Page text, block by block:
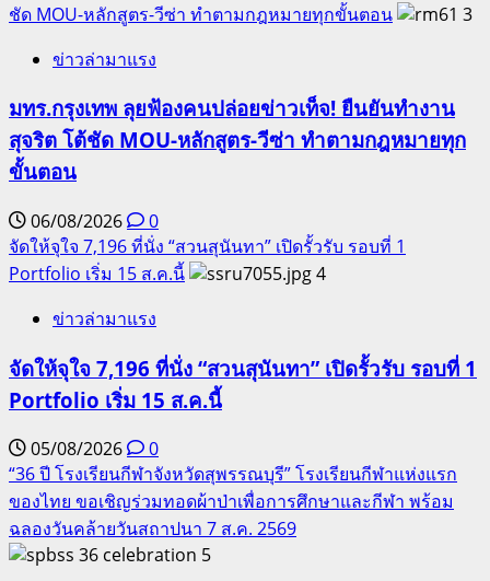
ชัด MOU-หลักสูตร-วีซ่า ทำตามกฎหมายทุกขั้นตอน
3
ข่าวล่ามาแรง
มทร.กรุงเทพ ลุยฟ้องคนปล่อยข่าวเท็จ! ยืนยันทำงาน
สุจริต โต้ชัด MOU-หลักสูตร-วีซ่า ทำตามกฎหมายทุก
ขั้นตอน
06/08/2026
0
จัดให้จุใจ 7,196 ที่นั่ง “สวนสุนันทา” เปิดรั้วรับ รอบที่ 1
Portfolio เริ่ม 15 ส.ค.นี้
4
ข่าวล่ามาแรง
จัดให้จุใจ 7,196 ที่นั่ง “สวนสุนันทา” เปิดรั้วรับ รอบที่ 1
Portfolio เริ่ม 15 ส.ค.นี้
05/08/2026
0
“36 ปี โรงเรียนกีฬาจังหวัดสุพรรณบุรี” โรงเรียนกีฬาแห่งแรก
ของไทย ขอเชิญร่วมทอดผ้าป่าเพื่อการศึกษาและกีฬา พร้อม
ฉลองวันคล้ายวันสถาปนา 7 ส.ค. 2569
5